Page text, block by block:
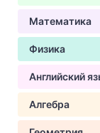
Математика
Физика
Английский
Алгебра